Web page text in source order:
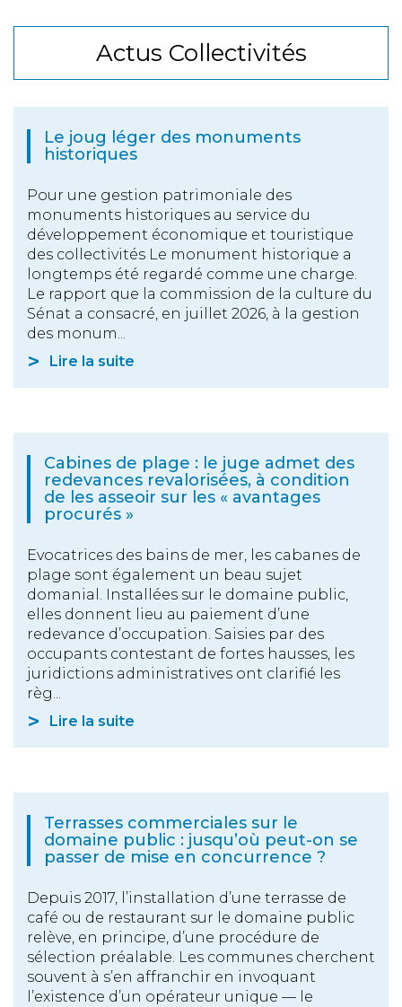
Actus Collectivités
Le joug léger des monuments
historiques
Pour une gestion patrimoniale des
monuments historiques au service du
développement économique et touristique
des collectivités Le monument historique a
longtemps été regardé comme une charge.
Le rapport que la commission de la culture du
Sénat a consacré, en juillet 2026, à la gestion
des monum...
Lire la suite
Cabines de plage : le juge admet des
redevances revalorisées, à condition
de les asseoir sur les « avantages
procurés »
Evocatrices des bains de mer, les cabanes de
plage sont également un beau sujet
domanial. Installées sur le domaine public,
elles donnent lieu au paiement d’une
redevance d’occupation. Saisies par des
occupants contestant de fortes hausses, les
juridictions administratives ont clarifié les
règ...
Lire la suite
Terrasses commerciales sur le
domaine public : jusqu’où peut-on se
passer de mise en concurrence ?
Depuis 2017, l’installation d’une terrasse de
café ou de restaurant sur le domaine public
relève, en principe, d’une procédure de
sélection préalable. Les communes cherchent
souvent à s’en affranchir en invoquant
l’existence d’un opérateur unique — le